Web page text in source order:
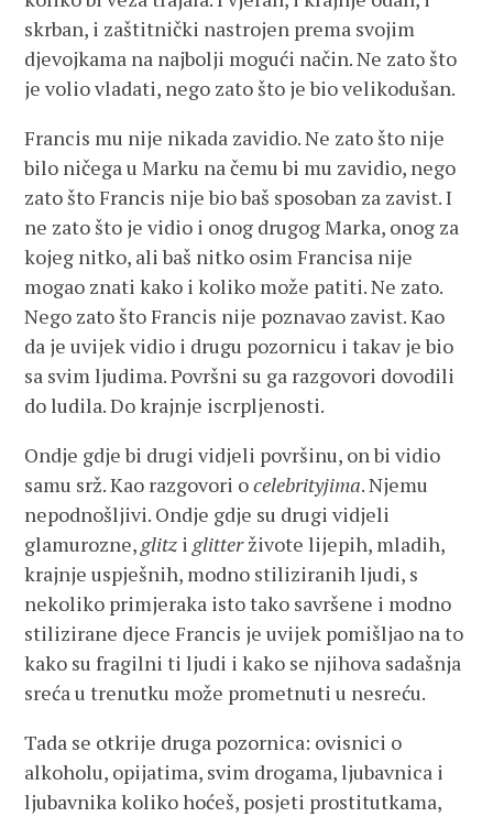
skrban, i zaštitnički nastrojen prema svojim
djevojkama na najbolji mogući način. Ne zato što
je volio vladati, nego zato što je bio velikodušan.
Francis mu nije nikada zavidio. Ne zato što nije
bilo ničega u Marku na čemu bi mu zavidio, nego
zato što Francis nije bio baš sposoban za zavist. I
ne zato što je vidio i onog drugog Marka, onog za
kojeg nitko, ali baš nitko osim Francisa nije
mogao znati kako i koliko može patiti. Ne zato.
Nego zato što Francis nije poznavao zavist. Kao
da je uvijek vidio i drugu pozornicu i takav je bio
sa svim ljudima. Površni su ga razgovori dovodili
do ludila. Do krajnje iscrpljenosti.
Ondje gdje bi drugi vidjeli površinu, on bi vidio
samu srž. Kao razgovori ocelebrityjima. Njemu
nepodnošljivi. Ondje gdje su drugi vidjeli
glamurozne, glitz i glitterživote lijepih, mladih,
krajnje uspješnih, modno stiliziranih ljudi, s
nekoliko primjeraka isto tako savršene i modno
stilizirane djece Francis je uvijek pomišljao na to
kako su fragilni ti ljudi i kako se njihova sadašnja
sreća u trenutku može prometnuti u nesreću.
Tada se otkrije druga pozornica: ovisnici o
alkoholu, opijatima, svim drogama, ljubavnica i
ljubavnika koliko hoćeš, posjeti prostitutkama,